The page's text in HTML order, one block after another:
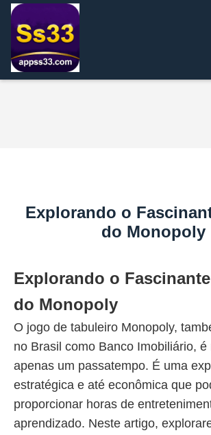
Explorando o
do Monopoly
Explorando o
do Monopoly
O jogo de tabuleiro Monopoly,
no Brasil como Banco Imobiliário, é
apenas um passatempo. É uma
estratégica e até econômica que
proporcionar horas de
aprendizado. Neste artigo,